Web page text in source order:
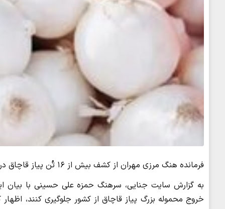
فرمانده هنگ مرزی مهران از کشف بیش از ۱۶ تُن پیاز قاچاق در پست کنترل پایانه مرزی مهران خبر داد.
به گزارش سایت جنایی، سرهنگ حمزه علی حسینی با بیان